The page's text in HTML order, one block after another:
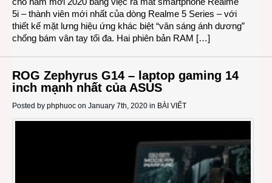
5i – thành viên mới nhất của dòng Realme 5 Series – với
thiết kế mặt lưng hiệu ứng khác biệt “vân sáng ánh dương”
chống bám vân tay tối đa. Hai phiên bản RAM […]
ROG Zephyrus G14 – laptop gaming 14
inch mạnh nhất của ASUS
Posted by phphuoc on January 7th, 2020 in BÀI VIẾT